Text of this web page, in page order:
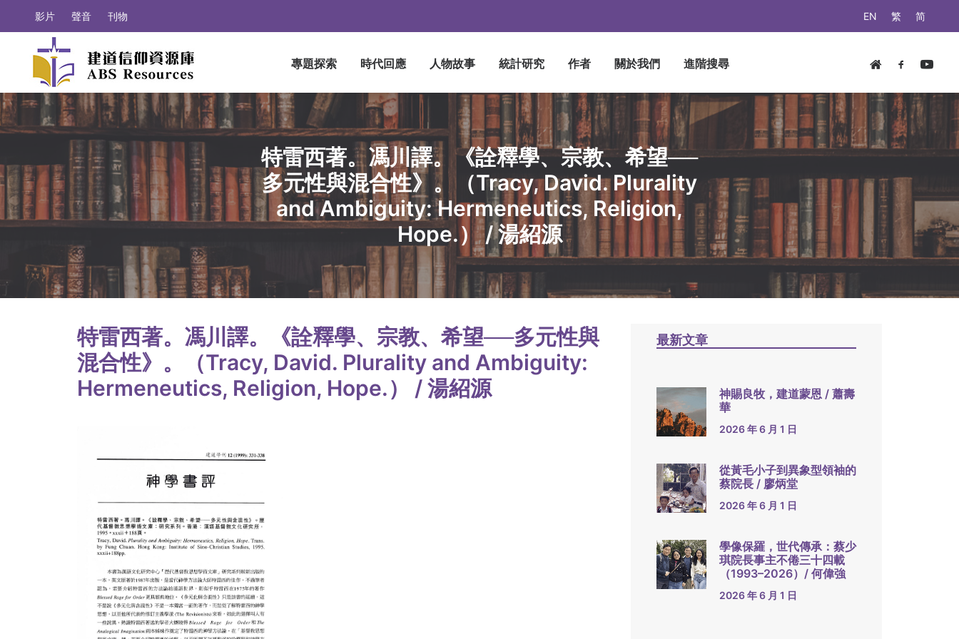
EN 繁 简
影片 聲音 刊物
專題探索 時代回應 人物故事 統計研究 作者 關於我們 進階搜尋
特雷西著。馮川譯。《詮釋學、宗教、希望──
多元性與混合性》。（Tracy, David. Plurality
and Ambiguity: Hermeneutics, Religion,
Hope.） / 湯紹源
特雷西著。馮川譯。《詮釋學、宗教、希望──多元性與
混合性》。（Tracy, David. Plurality and Ambiguity:
Hermeneutics, Religion, Hope.） / 湯紹源
最新文章
神賜良牧，建道蒙恩 / 蕭壽
華
2026 年 6 月 1 日
從黃毛小子到異象型領袖的
蔡院長 / 廖炳堂
2026 年 6 月 1 日
學像保羅，世代傳承：蔡少
琪院長事主不倦三十四載
（1993–2026）/ 何偉強
2026 年 6 月 1 日